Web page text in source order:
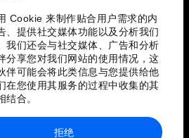
Cookie 来制作贴合用户需求的内
、提供社交媒体功能以及分析我们
我们还会与社交媒体、广告和分析
分享您对我们网站的使用情况，这
伴可能会将此类信息与您提供给他
在您使用其服务的过程中收集的其
结合。
拒绝